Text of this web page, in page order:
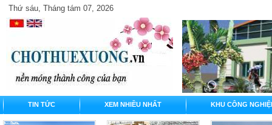
Thứ sáu, Tháng tám 07, 2026
TIN TỨC XEM NHIỀU NHẤT KHU CÔNG